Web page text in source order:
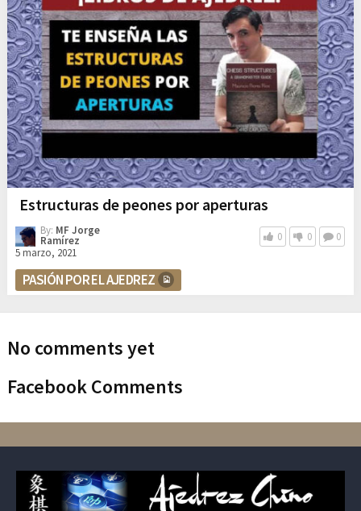
Estructuras de peones por aperturas
By: MF Jorge
Ramírez
5 marzo, 2021
0 0 0
PASIÓN POR EL AJEDREZ
No comments yet
Facebook Comments